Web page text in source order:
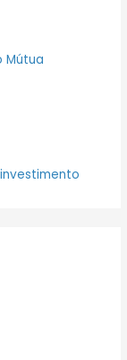
Mútua